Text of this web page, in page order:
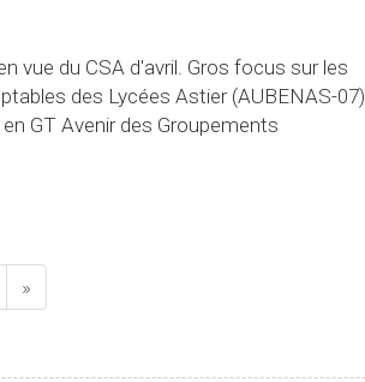
vue du CSA d'avril. Gros focus sur les
des Lycées Astier (AUBENAS-07)
GT Avenir des Groupements
»